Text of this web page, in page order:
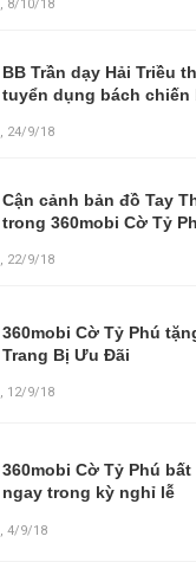
, 8/10/18
BB Trần dạy Hải Triều
tuyển dụng bách chiến
, 24/9/18
Cận cảnh bản đồ Tay
trong 360mobi Cờ Tỷ
, 22/9/18
360mobi Cờ Tỷ Phú
Trang Bị Ưu Đãi
, 12/9/18
360mobi Cờ Tỷ Phú
ngay trong kỳ nghỉ lễ
,4/9/18